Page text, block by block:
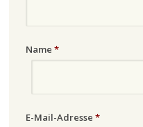
Name *
E-Mail-Adresse *